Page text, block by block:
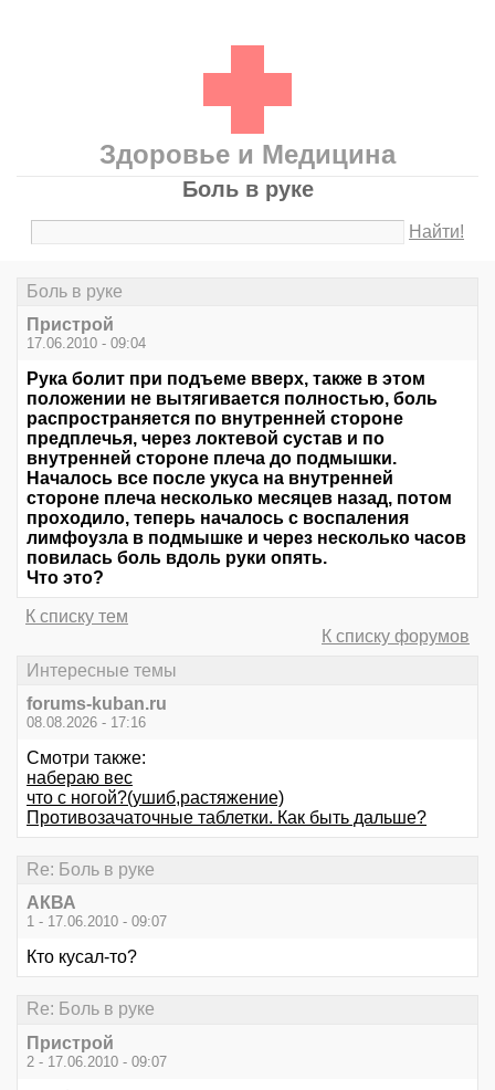
Здоровье и Медицина
Боль в руке
Найти!
Боль в руке
Пристрой
17.06.2010 - 09:04
Рука болит при подъеме вверх, также в этом
положении не вытягивается полностью, боль
распространяется по внутренней стороне
предплечья, через локтевой сустав и по
внутренней стороне плеча до подмышки.
Началось все после укуса на внутренней
стороне плеча несколько месяцев назад, потом
проходило, теперь началось с воспаления
лимфоузла в подмышке и через несколько часов
повилась боль вдоль руки опять.
Что это?
К списку тем
К списку форумов
Интересные темы
forums-kuban.ru
08.08.2026 - 17:16
Смотри также:
набераю вес
что с ногой?(ушиб,растяжение)
Противозачаточные таблетки. Как быть дальше?
Re: Боль в руке
АКВА
1 - 17.06.2010 - 09:07
Кто кусал-то?
Re: Боль в руке
Пристрой
2 - 17.06.2010 - 09:07